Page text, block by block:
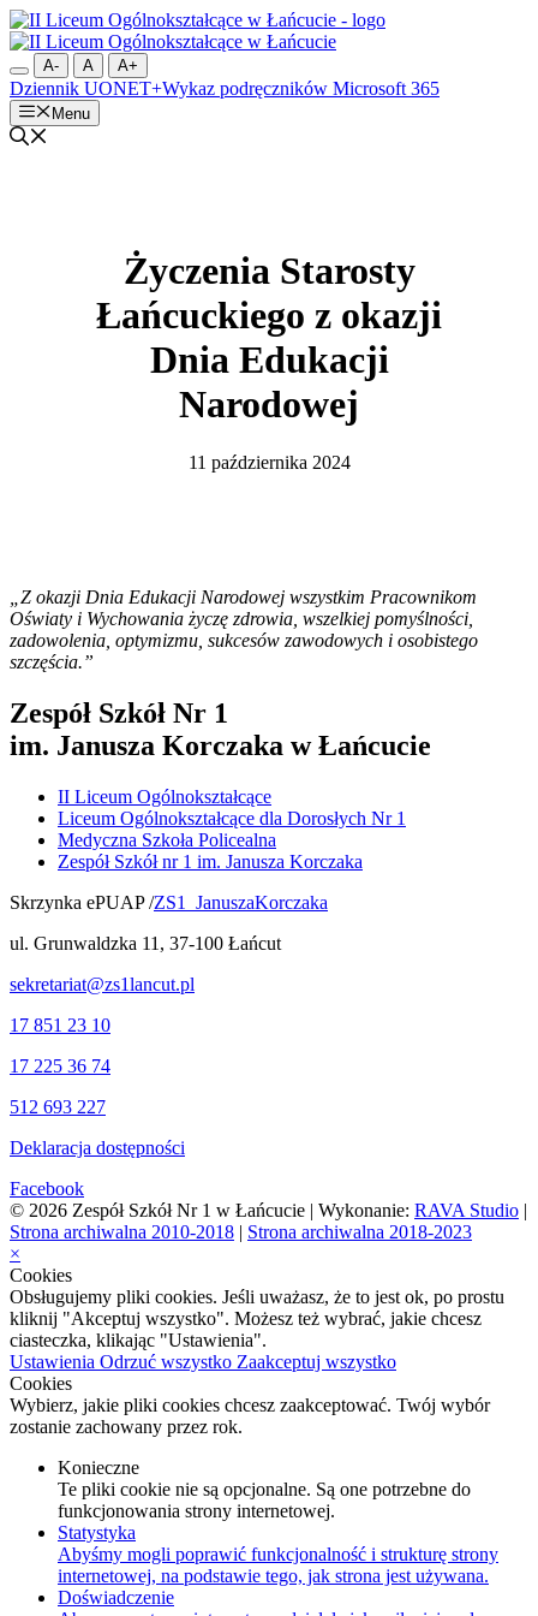
Przejdź
do
treściA- A A+
Dziennik UONET+Wykaz podręczników Microsoft 365
Menu
Życzenia Starosty
Łańcuckiego z okazji
Dnia Edukacji
Narodowej
11 października 2024
„Z okazji Dnia Edukacji Narodowej wszystkim Pracownikom
Oświaty i Wychowania życzę zdrowia, wszelkiej pomyślności,
zadowolenia, optymizmu, sukcesów zawodowych i osobistego
szczęścia.”
Zespół Szkół Nr 1
im. Janusza Korczaka w Łańcucie
II Liceum Ogólnokształcące
Liceum Ogólnokształcące dla Dorosłych Nr 1
Medyczna Szkoła Policealna
Zespół Szkół nr 1 im. Janusza Korczaka
Skrzynka ePUAP /ZS1_JanuszaKorczaka
ul. Grunwaldzka 11, 37-100 Łańcut
sekretariat@zs1lancut.pl
17 851 23 10
17 225 36 74
512 693 227
Deklaracja dostępności
Facebook
© 2026 Zespół Szkół Nr 1 w Łańcucie | Wykonanie: RAVA Studio |
Strona archiwalna 2010-2018 | Strona archiwalna 2018-2023
×
Cookies
Obsługujemy pliki cookies. Jeśli uważasz, że to jest ok, po prostu
kliknij "Akceptuj wszystko". Możesz też wybrać, jakie chcesz
ciasteczka, klikając "Ustawienia".
Ustawienia Odrzuć wszystko Zaakceptuj wszystko
Cookies
Wybierz, jakie pliki cookies chcesz zaakceptować. Twój wybór
zostanie zachowany przez rok.
Konieczne
Te pliki cookie nie są opcjonalne. Są one potrzebne do
funkcjonowania strony internetowej.
Statystyka
Abyśmy mogli poprawić funkcjonalność i strukturę strony
internetowej, na podstawie tego, jak strona jest używana.
Doświadczenie